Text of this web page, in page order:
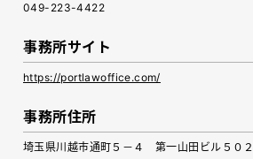
049-223-4422
事務所サイト
https://portlawoffice.com/
事務所住所
埼玉県川越市通町５－４ 第一山田ビル５０２